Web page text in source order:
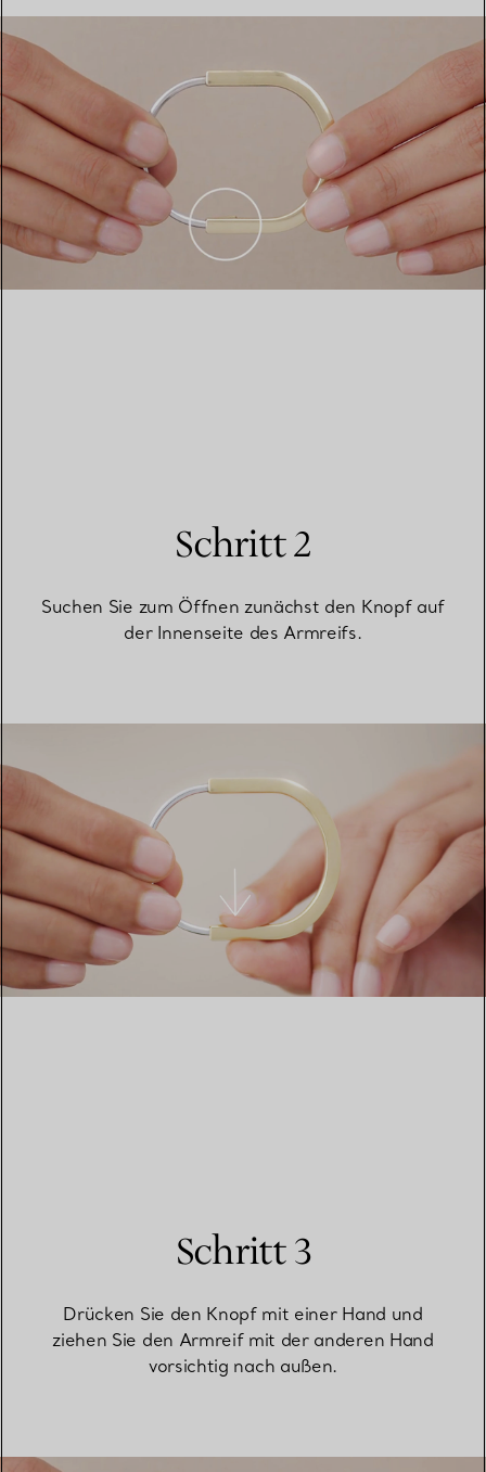
Schritt 2
Suchen Sie zum Öffnen zunächst den Knopf auf
der Innenseite des Armreifs.
Schritt 3
Drücken Sie den Knopf mit einer Hand und
ziehen Sie den Armreif mit der anderen Hand
vorsichtig nach außen.